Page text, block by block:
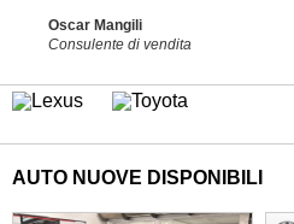
Oscar Mangili
Consulente di vendita
AUTO NUOVE DISPONIBILI